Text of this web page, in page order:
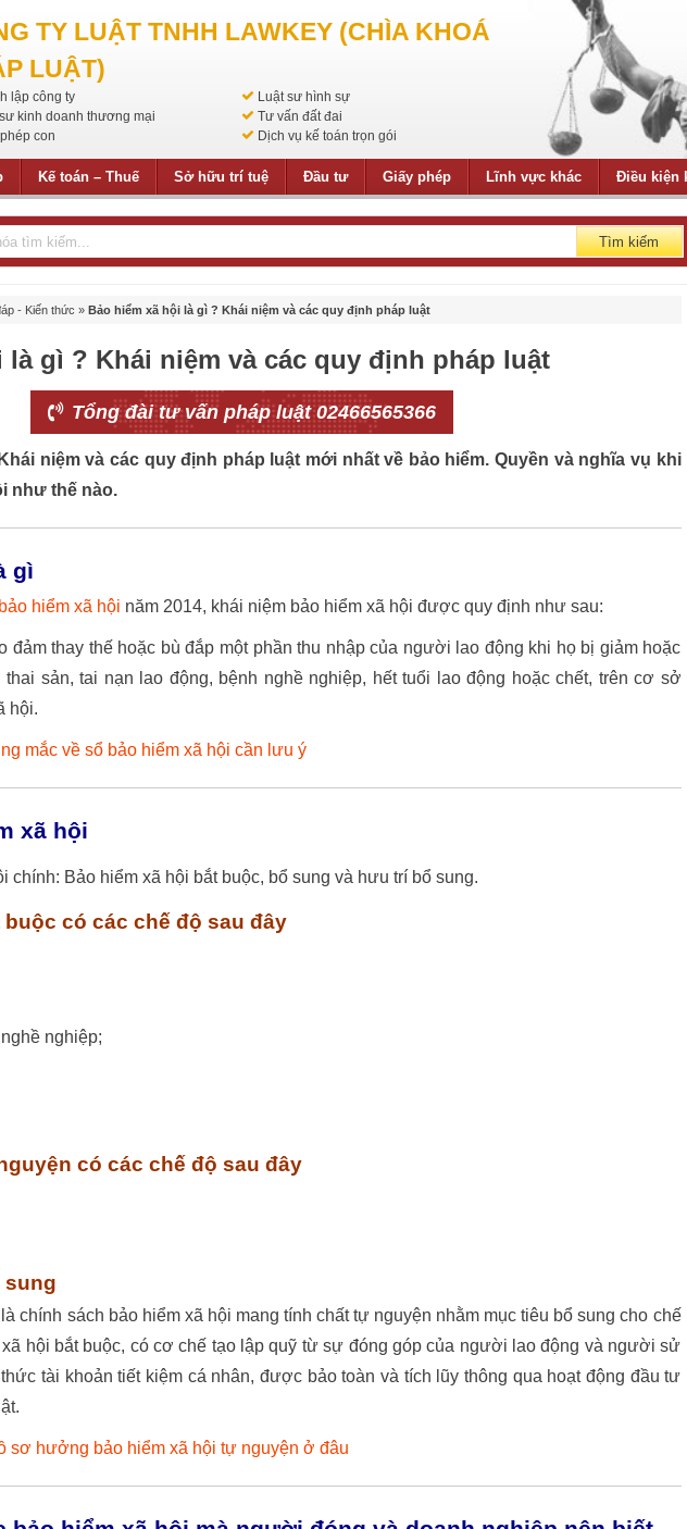
TY LUẬT TNHH LAWKEY (CHÌA KHOÁ
LUẬT)
lập công ty
Luật sư hình sự
kinh doanh thương mại
Tư vấn đất đai
con
Dịch vụ kế toán trọn gói
Kế toán – Thuế Sở hữu trí tuệ Đầu tư Giấy phép Lĩnh vực khác Điều kiện
Tìm kiếm
- Kiến thức » Bảo hiểm xã hội là gì ? Khái niệm và các quy định pháp luật
là gì ? Khái niệm và các quy định pháp luật
Tổng đài tư vấn pháp luật 02466565366
niệm và các quy định pháp luật mới nhất về bảo hiểm. Quyền và nghĩa vụ khi
như thế nào.
gì
hiểm xã hội năm 2014, khái niệm bảo hiểm xã hội được quy định như sau:
đảm thay thế hoặc bù đắp một phần thu nhập của người lao động khi họ bị giảm hoặc
thai sản, tai nạn lao động, bệnh nghề nghiệp, hết tuổi lao động hoặc chết, trên cơ sở
hội.
mắc về sổ bảo hiểm xã hội cần lưu ý
xã hội
chính: Bảo hiểm xã hội bắt buộc, bổ sung và hưu trí bổ sung.
có các chế độ sau đây
nghiệp;
có các chế độ sau đây
sung
chính sách bảo hiểm xã hội mang tính chất tự nguyện nhằm mục tiêu bổ sung cho chế
hội bắt buộc, có cơ chế tạo lập quỹ từ sự đóng góp của người lao động và người sử
tài khoản tiết kiệm cá nhân, được bảo toàn và tích lũy thông qua hoạt động đầu tư
sơ hưởng bảo hiểm xã hội tự nguyện ở đâu